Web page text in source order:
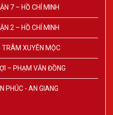
7 – HỒ CHÍ MINH
2 – HỒ CHÍ MINH
TRÂM XUYÊN MỘC
– PHẠM VĂN ĐỒNG
PHÚC - AN GIANG